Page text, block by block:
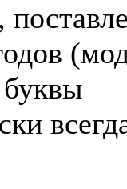
буквы